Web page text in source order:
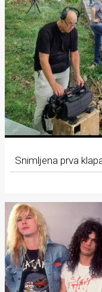
Snimljena prva